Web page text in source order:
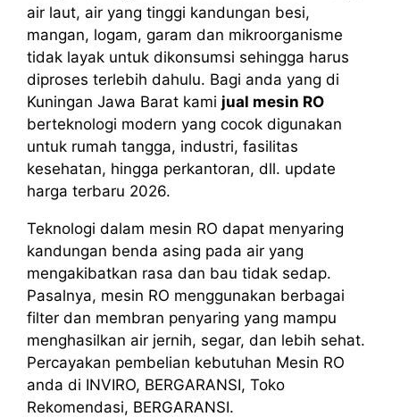
air laut, air yang tinggi kandungan besi,
mangan, logam, garam dan mikroorganisme
tidak layak untuk dikonsumsi sehingga harus
diproses terlebih dahulu. Bagi anda yang di
Kuningan Jawa Barat kami jual mesin RO
berteknologi modern yang cocok digunakan
untuk rumah tangga, industri, fasilitas
kesehatan, hingga perkantoran, dll. update
harga terbaru 2026.
Teknologi dalam mesin RO dapat menyaring
kandungan benda asing pada air yang
mengakibatkan rasa dan bau tidak sedap.
Pasalnya, mesin RO menggunakan berbagai
filter dan membran penyaring yang mampu
menghasilkan air jernih, segar, dan lebih sehat.
Percayakan pembelian kebutuhan Mesin RO
anda di INVIRO, BERGARANSI, Toko
Rekomendasi, BERGARANSI.